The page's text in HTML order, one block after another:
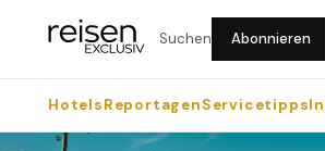
Suchen Abonnieren
HotelsReportagenServicetipps